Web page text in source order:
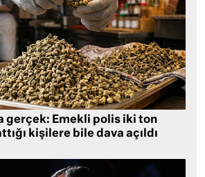
gerçek: Emekli polis iki ton
kişilere bile dava açıldı